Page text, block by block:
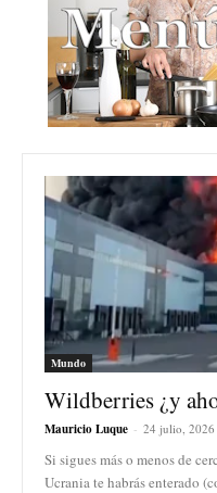
Mundo
Wildberries ¿y
Mauricio Luque - 24 julio, 2026
Si sigues más o menos de
Ucrania te habrás enterado